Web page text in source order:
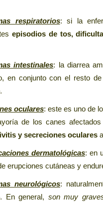
respiratorios: si la
episodios de tos,
intestinales: la diarrea
en conjunto con el resto
.
oculares: este es uno de
de los canes
y secreciones oculares
dermatológicas: en
erupciones cutáneas y
neurológicos:
En general, son muy